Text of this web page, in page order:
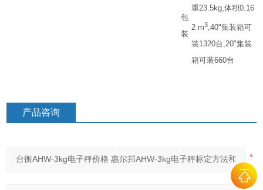
包
装
重23.5kg,体积0.16
2 m3,40"集装箱可
装1320台,20"集装
箱可装660台
产品咨询